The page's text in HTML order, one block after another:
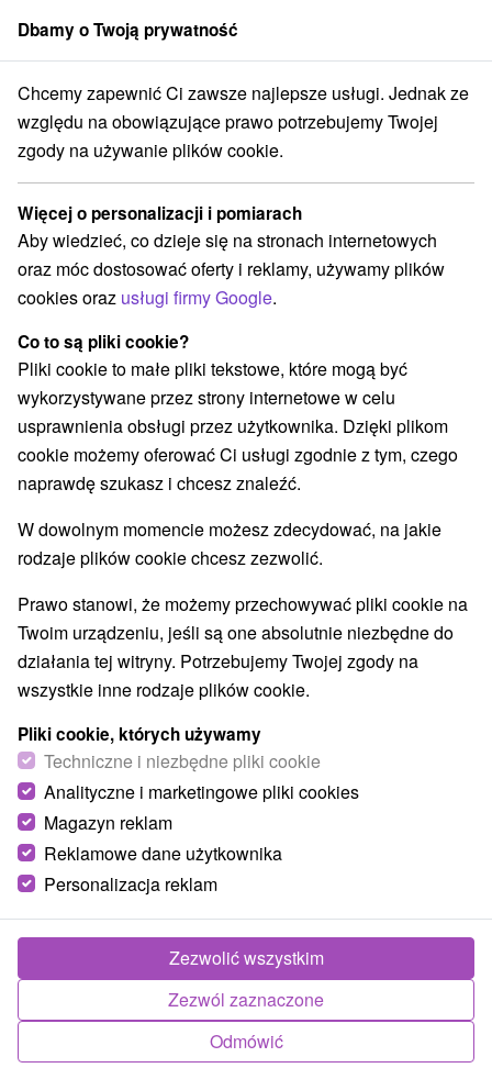
członek grupySorger
Košický kraj Nižná Myšľa Skansen archeologiczny Nižná Myšľa
Skansen archeologiczny Nižná
Myšľa
Wyświetl stronę internetową Przejdź do
collegiummyssle@gmail.com
Opinii Google
044 15 Nižná Myšľa
GPS:
N +48° 37' 2.75''
E +21° 22' 2.46''
Region turystyczny
Východné Slovensko, Košice a okolie, Košický kraj, Abov,
Slanské vrchy
Znalazłeś błąd lub chcesz polecić nam nową atrakcję
Dbamy o Twoją prywatność
Chcemy zapewnić Ci zawsze najlepsze usługi. Jednak ze
względu na obowiązujące prawo potrzebujemy Twojej
zgody na używanie plików cookie.
Więcej o personalizacji i pomiarach
Aby wiedzieć, co dzieje się na stronach internetowych
oraz móc dostosować oferty i reklamy, używamy plików
cookies oraz usługi firmy Google.
Co to są pliki cookie?
Pliki cookie to małe pliki tekstowe, które mogą być
wykorzystywane przez strony internetowe w celu
usprawnienia obsługi przez użytkownika. Dzięki plikom
cookie możemy oferować Ci usługi zgodnie z tym, czego
naprawdę szukasz i chcesz znaleźć.
W dowolnym momencie możesz zdecydować, na jakie
rodzaje plików cookie chcesz zezwolić.
Prawo stanowi, że możemy przechowywać pliki cookie na
Twoim urządzeniu, jeśli są one absolutnie niezbędne do
działania tej witryny. Potrzebujemy Twojej zgody na
wszystkie inne rodzaje plików cookie.
Pliki cookie, których używamy
Techniczne i niezbędne pliki cookie
Analityczne i marketingowe pliki cookies
Magazyn reklam
Reklamowe dane użytkownika
Personalizacja reklam
Odmówić
Zezwól zaznaczone
Zezwolić wszystkim